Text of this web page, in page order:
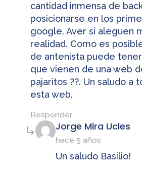
cantidad inmensa de
posicionarse en los
google. Aver si aleguen
realidad. Como es
de antenista puede
que vienen de una web
pajaritos ??. Un saludo a
esta web.
Responder
Jorge Mira Ucles
hace 5 años
Un saludo Basilio!